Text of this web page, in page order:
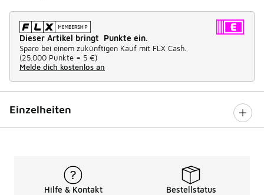
Dieser Artikel bringt Punkte ein.
Spare bei einem zukünftigen Kauf mit FLX Cash.
(25.000 Punkte = 5 €)
Melde dich kostenlos an
Einzelheiten
Hilfe & Kontakt Bestellstatus